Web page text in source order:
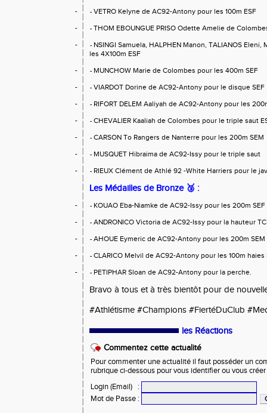
- - VETRO Kelyne de AC92-Antony pour les 100m ESF
- - THOM EBOUNGUE PRISO Odette Amelie de
- - NSINGI Samuela, HALPHEN Manon, TALIANOS
les 4X100m ESF
- - MUNCHOW Marie de Colombes pour les 400m SEF
- - VIARDOT Dorine de AC92-Antony pour le disque SEF
- - RIFORT DELEM Aaliyah de AC92-Antony pour les
- - CHEVALIER Kaaliah de Colombes pour le triple saut
- - CARSON To Rangers de Nanterre pour les 200m SEM
- - MUSQUET Hibraima de AC92-Issy pour le triple saut
- - RIEUX Clément de Athlé 92 -White Harriers pour le
Les Médailles de Bronze 🥉 :
- - KOUAO Eba-Niamke de AC92-Issy pour les 200m SEF
- - ANDRONICO Victoria de AC92-Issy pour la hauteur
- - AHOUE Eymeric de AC92-Antony pour les 200m SEM
- - CLARICO Melvil de AC92-Antony pour les 100m haies
- - PETIPHAR Sloan de AC92-Antony pour la perche.
Bravo à tous et à très bientôt pour de
#Athlétisme #Champions #FiertéDuClub
les Réactions
Commentez cette actualité
Pour commenter une actualité il faut posséder un
rubrique ci-dessous pour vous identifier ou vous
Login (Email)
:
Mot de Passe :